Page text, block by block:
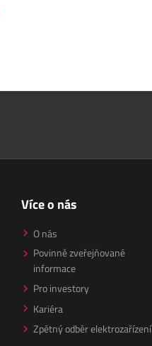
Více o nás
O nás
Povinně zveřejňované
informace
Pro investory
Kariéra
Zpětný odběr elektrozařízení